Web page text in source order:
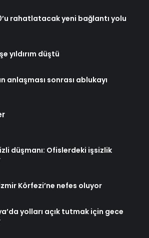
rahatlatacak yeni bağlantı yolu
yıldırım düştü
anlaşması sonrası ablukayı
düşmanı: Ofislerdeki işsizlik
Körfezi’ne nefes oluyor
yolları açık tutmak için gece